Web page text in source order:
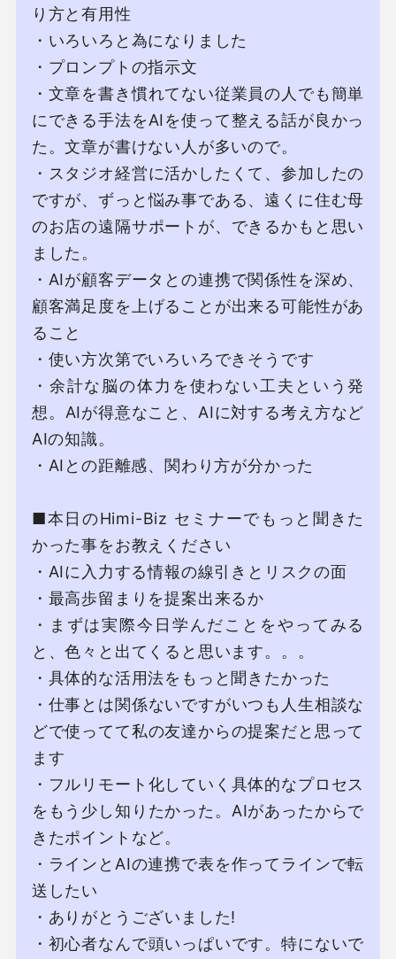
り⽅と有⽤性
・いろいろと為になりました
・プロンプトの指⽰⽂
・⽂章を書き慣れてない従業員の⼈でも簡単
にできる⼿法をAIを使って整える話が良かっ
た。⽂章が書けない⼈が多いので。
・スタジオ経営に活かしたくて、参加したの
ですが、ずっと悩み事である、遠くに住む⺟
のお店の遠隔サポートが、できるかもと思い
ました。
・AIが顧客データとの連携で関係性を深め、
顧客満⾜度を上げることが出来る可能性があ
ること
・使い⽅次第でいろいろできそうです
・余計な脳の体⼒を使わない⼯夫という発
想。AIが得意なこと、AIに対する考え⽅など
AIの知識。
・AIとの距離感、関わり⽅が分かった
■本⽇のHimi-Biz セミナーでもっと聞きた
かった事をお教えください
・AIに⼊⼒する情報の線引きとリスクの⾯
・最⾼歩留まりを提案出来るか
・まずは実際今⽇学んだことをやってみる
と、⾊々と出てくると思います。。。
・具体的な活⽤法をもっと聞きたかった
・仕事とは関係ないですがいつも⼈⽣相談な
どで使ってて私の友達からの提案だと思って
ます
・フルリモート化していく具体的なプロセス
をもう少し知りたかった。AIがあったからで
きたポイントなど。
・ラインとAIの連携で表を作ってラインで転
送したい
・ありがとうございました!
・初⼼者なんで頭いっぱいです。特にないで